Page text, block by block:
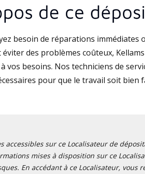
de ce
besoin de réparations immédiates
des problèmes coûteux,
vos besoins. Nos techniciens de
pour que le travail soit bien
accessibles sur ce Localisateur de
mises à disposition sur ce
En accédant à ce Localisateur, vous